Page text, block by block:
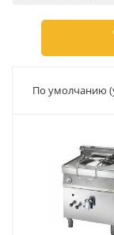
По умолчанию